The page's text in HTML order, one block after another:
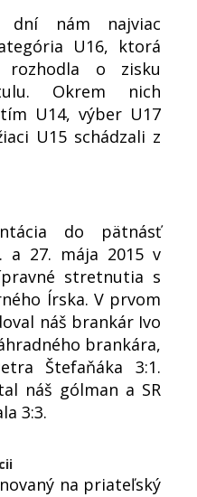
dní nám najviac
U16, ktorá
rozhodla o zisku
Okrem nich
U14, výber U17
U15 schádzali z
do pätnásť
a 27. mája 2015 v
stretnutia s
Írska. V prvom
náš brankár Ivo
brankára,
Štefaňáka 3:1.
náš gólman a SR
3:3.
na priateľský